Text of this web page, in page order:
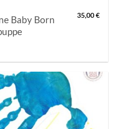
Baby Born
35,00€
AUF MEINE
MERKLISTE
SETZEN